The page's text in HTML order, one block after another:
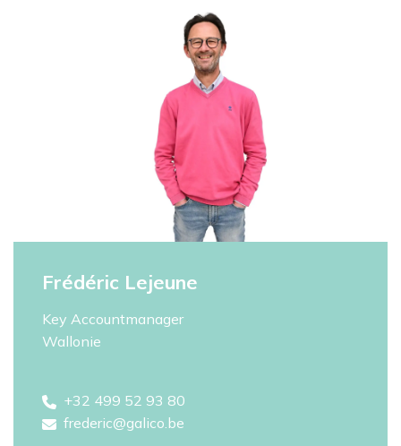
Frédéric Lejeune
Key Accountmanager
Wallonie
+32 499 52 93 80
frederic@galico.be